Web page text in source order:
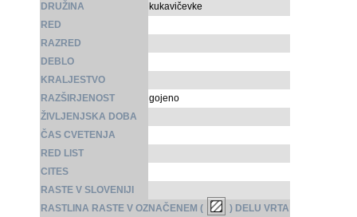
DRUŽINA
kukavičevke
RED
RAZRED
DEBLO
KRALJESTVO
RAZŠIRJENOST
gojeno
ŽIVLJENJSKA DOBA
ČAS CVETENJA
RED LIST
CITES
RASTE V SLOVENIJI
RASTLINA RASTE V OZNAČENEM (
) DELU VRTA